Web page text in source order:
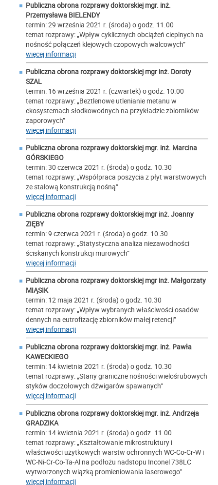
Publiczna obrona rozprawy doktorskiej mgr. inż.
Przemysława BIELENDY
termin: 29 września 2021 r. (środa) o godz. 11.00
temat rozprawy: „Wpływ cyklicznych obciążeń cieplnych na
nośność połączeń klejowych czopowych walcowych”
więcej informacji
Publiczna obrona rozprawy doktorskiej mgr inż. Doroty
SZAL
termin: 16 września 2021 r. (czwartek) o godz. 10.00
temat rozprawy: „Beztlenowe utlenianie metanu w
ekosystemach słodkowodnych na przykładzie zbiorników
zaporowych”
więcej informacji
Publiczna obrona rozprawy doktorskiej mgr. inż. Marcina
GÓRSKIEGO
termin: 30 czerwca 2021 r. (środa) o godz. 10.30
temat rozprawy: „Współpraca poszycia z płyt warstwowych
ze stalową konstrukcją nośną”
więcej informacji
Publiczna obrona rozprawy doktorskiej mgr inż. Joanny
ZIĘBY
termin: 9 czerwca 2021 r. (środa) o godz. 10.30
temat rozprawy: „Statystyczna analiza niezawodności
ściskanych konstrukcji murowych”
więcej informacji
Publiczna obrona rozprawy doktorskiej mgr inż. Małgorzaty
MIĄSIK
termin: 12 maja 2021 r. (środa) o godz. 10.30
temat rozprawy: „Wpływ wybranych właściwości osadów
dennych na eutrofizację zbiorników małej retencji”
więcej informacji
Publiczna obrona rozprawy doktorskiej mgr. inż. Pawła
KAWECKIEGO
termin: 14 kwietnia 2021 r. (środa) o godz. 10.30
temat rozprawy: „Stany graniczne nośności wielośrubowych
styków doczołowych dźwigarów spawanych”
więcej informacji
Publiczna obrona rozprawy doktorskiej mgr. inż. Andrzeja
GRADZIKA
termin: 14 kwietnia 2021 r. (środa) o godz. 11.00
temat rozprawy: „Kształtowanie mikrostruktury i
właściwości użytkowych warstw ochronnych WC-Co-Cr-W i
WC-Ni-Cr-Co-Ta-Al na podłożu nadstopu Inconel 738LC
wytworzonych wiązką promieniowania laserowego”
więcej informacji